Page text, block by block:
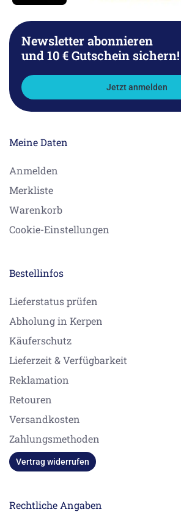
Newsletter abonnieren
und 10 € Gutschein sichern!
Jetzt anmelden
Meine Daten
Anmelden
Merkliste
Warenkorb
Cookie-Einstellungen
Bestellinfos
Lieferstatus prüfen
Abholung in Kerpen
Käuferschutz
Lieferzeit & Verfügbarkeit
Reklamation
Retouren
Versandkosten
Zahlungsmethoden
Vertrag widerrufen
Rechtliche Angaben